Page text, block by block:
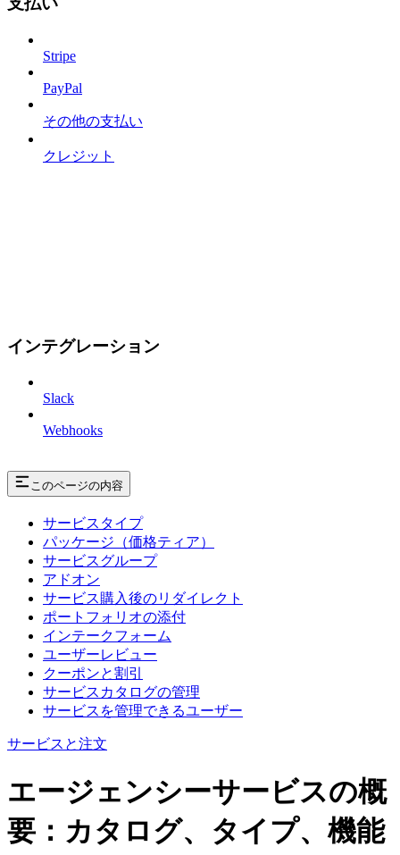
Stripe
PayPal
その他の支払い
クレジット
インテグレーション
Slack
Webhooks
このページの内容
サービスタイプ
パッケージ（価格ティア）
サービスグループ
アドオン
サービス購入後のリダイレクト
ポートフォリオの添付
インテークフォーム
ユーザーレビュー
クーポンと割引
サービスカタログの管理
サービスを管理できるユーザー
サービスと注文
エージェンシーサービスの概
要：カタログ、タイプ、機能